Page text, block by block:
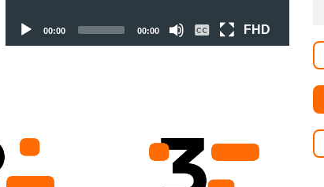
00:00 00:00 FHD